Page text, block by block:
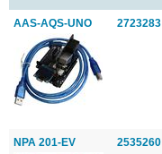
AAS-AQS-UNO 2723283
NPA 201-EV 2535260